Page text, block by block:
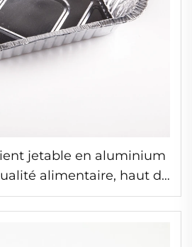
jetable en aluminium
alimentaire, haut de
en gros, pour cuisson